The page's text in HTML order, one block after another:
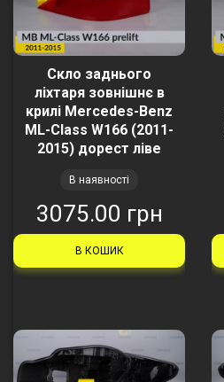
Скло заднього
ліхтаря зовнішнє в
крилі Mercedes-Benz
ML-Class W166 (2011-
2015) дорест ліве
В наявності
3075.00 грн
В КОШИК